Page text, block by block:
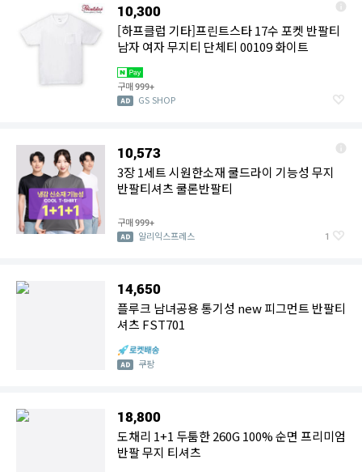
10,300
[하프클럽 기타]프린트스타 17수 포켓 반팔티
남자 여자 무지티 단체티 00109 화이트
구매999+
GS SHOP
10,573
3장 1세트 시원한소재 쿨드라이 기능성 무지
반팔티셔츠 쿨론반팔티
구매999+
알리익스프레스 1
14,650
플루크 남녀공용 통기성 new 피그먼트 반팔티
셔츠 FST701
쿠팡
18,800
도채리 1+1 두툼한 260G 100% 순면 프리미엄
반팔 무지 티셔츠